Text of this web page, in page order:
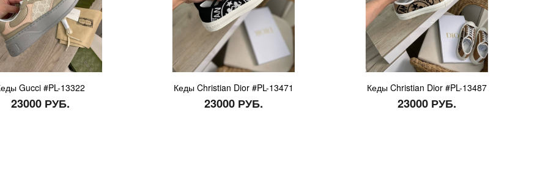
Gucci #PL-13322
23000 РУБ.
Кеды Christian Dior #PL-13471
23000 РУБ.
Кеды Christian Dior #PL-13487
23000 РУБ.